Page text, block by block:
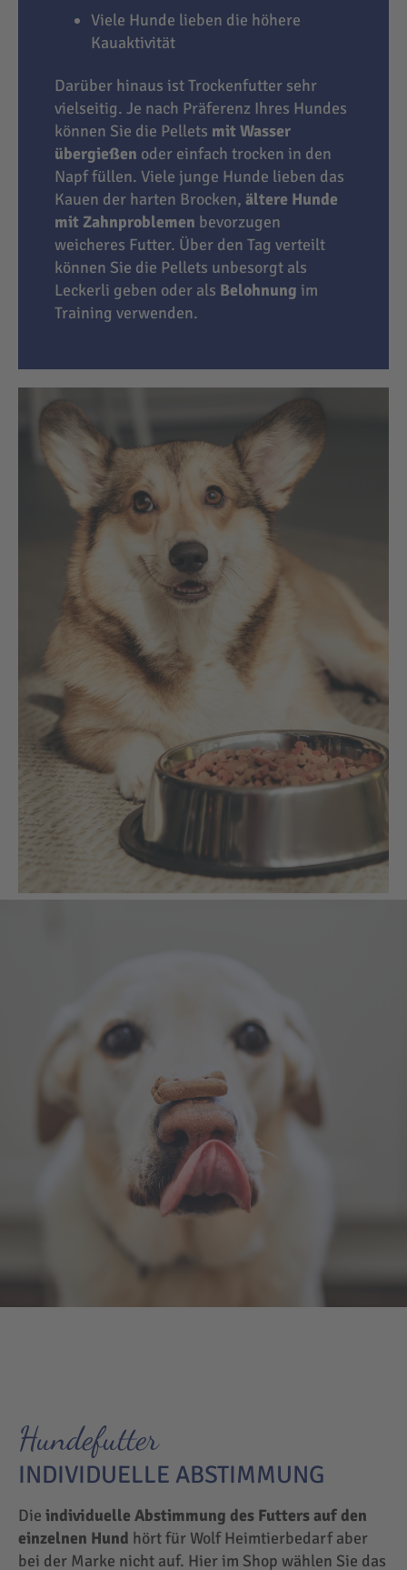
Viele Hunde lieben die höhere
Kauaktivität
Darüber hinaus ist Trockenfutter sehr
vielseitig. Je nach Präferenz Ihres Hundes
können Sie die Pellets mit Wasser
übergießen oder einfach trocken in den
Napf füllen. Viele junge Hunde lieben das
Kauen der harten Brocken, ältere Hunde
mit Zahnproblemen bevorzugen
weicheres Futter. Über den Tag verteilt
können Sie die Pellets unbesorgt als
Leckerli geben oder als Belohnung im
Training verwenden.
Hundefutter
INDIVIDUELLE ABSTIMMUNG
Die individuelle Abstimmung des Futters auf den
einzelnen Hund hört für Wolf Heimtierbedarf aber
bei der Marke nicht auf. Hier im Shop wählen Sie das